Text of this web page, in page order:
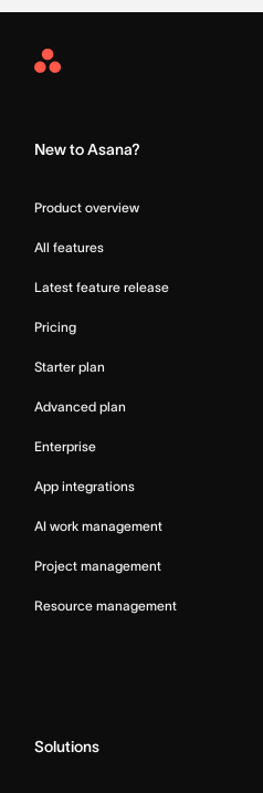
Asana
New to Asana?
Product overview
All features
Latest feature release
Pricing
Starter plan
Advanced plan
Enterprise
App integrations
AI work management
Project management
Resource management
Solutions